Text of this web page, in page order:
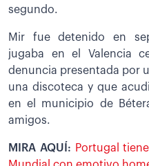
segundo.
Mir fue detenido en
jugaba en el Valencia
denuncia presentada por
una discoteca y que
en el municipio de
amigos.
MIRA AQUÍ: Portugal